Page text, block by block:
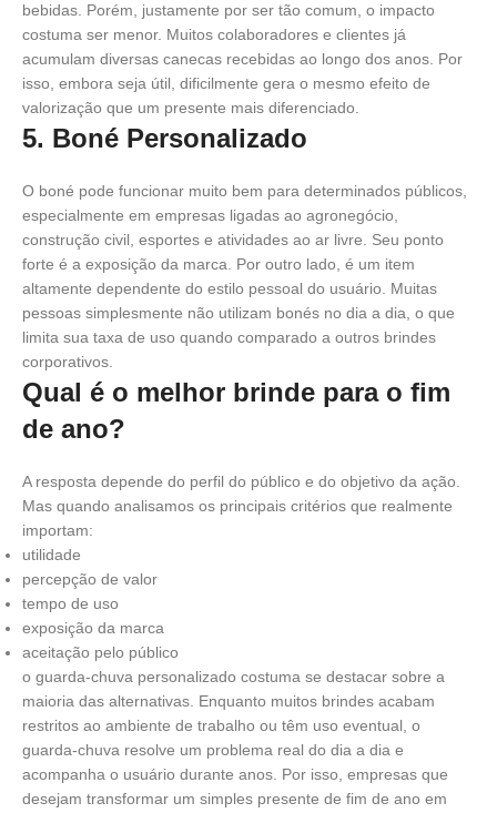
bebidas. Porém, justamente por ser tão comum, o impacto
costuma ser menor. Muitos colaboradores e clientes já
acumulam diversas canecas recebidas ao longo dos anos. Por
isso, embora seja útil, dificilmente gera o mesmo efeito de
valorização que um presente mais diferenciado.
5. Boné Personalizado
O boné pode funcionar muito bem para determinados públicos,
especialmente em empresas ligadas ao agronegócio,
construção civil, esportes e atividades ao ar livre. Seu ponto
forte é a exposição da marca. Por outro lado, é um item
altamente dependente do estilo pessoal do usuário. Muitas
pessoas simplesmente não utilizam bonés no dia a dia, o que
limita sua taxa de uso quando comparado a outros brindes
corporativos.
Qual é o melhor brinde para o fim
de ano?
A resposta depende do perfil do público e do objetivo da ação.
Mas quando analisamos os principais critérios que realmente
importam:
utilidade
percepção de valor
tempo de uso
exposição da marca
aceitação pelo público
o guarda-chuva personalizado costuma se destacar sobre a
maioria das alternativas. Enquanto muitos brindes acabam
restritos ao ambiente de trabalho ou têm uso eventual, o
guarda-chuva resolve um problema real do dia a dia e
acompanha o usuário durante anos. Por isso, empresas que
desejam transformar um simples presente de fim de ano em